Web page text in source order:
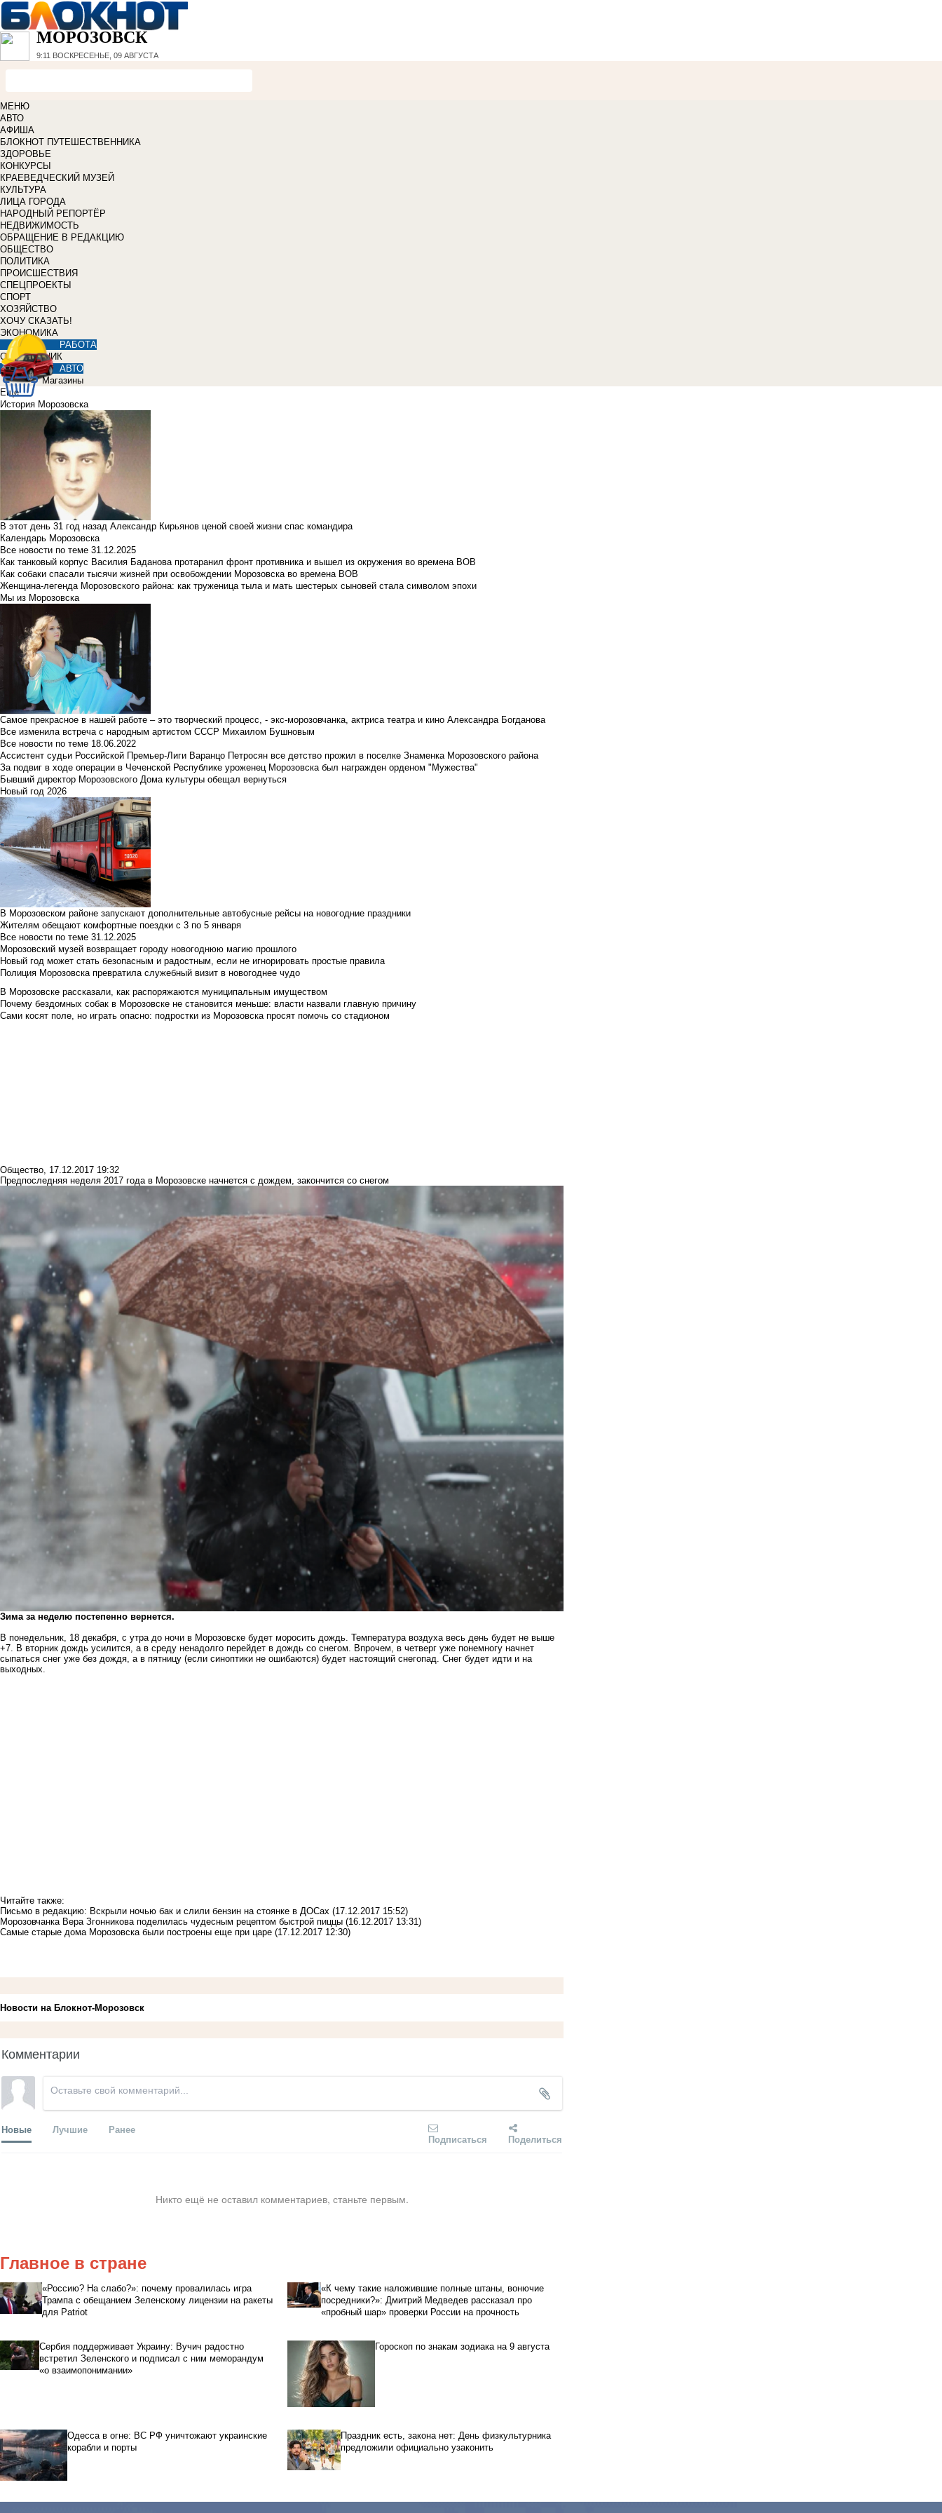
МОРОЗОВСК
9:11 ВОСКРЕСЕНЬЕ, 09 АВГУСТА
МЕНЮ
АВТО
АФИША
БЛОКНОТ ПУТЕШЕСТВЕННИКА
ЗДОРОВЬЕ
КОНКУРСЫ
КРАЕВЕДЧЕСКИЙ МУЗЕЙ
КУЛЬТУРА
ЛИЦА ГОРОДА
НАРОДНЫЙ РЕПОРТЁР
НЕДВИЖИМОСТЬ
ОБРАЩЕНИЕ В РЕДАКЦИЮ
ОБЩЕСТВО
ПОЛИТИКА
ПРОИСШЕСТВИЯ
СПЕЦПРОЕКТЫ
СПОРТ
ХОЗЯЙСТВО
ХОЧУ СКАЗАТЬ!
ЭКОНОМИКА
РАБОТА
СПРАВОЧНИК
АВТО
Магазины
Еще
История Морозовска
В этот день 31 год назад Александр Кирьянов ценой своей жизни спас командира
Календарь Морозовска
Все новости по теме 31.12.2025
Как танковый корпус Василия Баданова протаранил фронт противника и вышел из окружения во времена ВОВ
Как собаки спасали тысячи жизней при освобождении Морозовска во времена ВОВ
Женщина-легенда Морозовского района: как труженица тыла и мать шестерых сыновей стала символом эпохи
Мы из Морозовска
Самое прекрасное в нашей работе – это творческий процесс, - экс-морозовчанка, актриса театра и кино Александра Богданова
Все изменила встреча с народным артистом СССР Михаилом Бушновым
Все новости по теме 18.06.2022
Ассистент судьи Российской Премьер-Лиги Варанцо Петросян все детство прожил в поселке Знаменка Морозовского района
За подвиг в ходе операции в Чеченской Республике уроженец Морозовска был награжден орденом "Мужества"
Бывший директор Морозовского Дома культуры обещал вернуться
Новый год 2026
В Морозовском районе запускают дополнительные автобусные рейсы на новогодние праздники
Жителям обещают комфортные поездки с 3 по 5 января
Все новости по теме 31.12.2025
Морозовский музей возвращает городу новогоднюю магию прошлого
Новый год может стать безопасным и радостным, если не игнорировать простые правила
Полиция Морозовска превратила служебный визит в новогоднее чудо
В Морозовске рассказали, как распоряжаются муниципальным имуществом
Почему бездомных собак в Морозовске не становится меньше: власти назвали главную причину
Сами косят поле, но играть опасно: подростки из Морозовска просят помочь со стадионом
Общество, 17.12.2017 19:32
Предпоследняя неделя 2017 года в Морозовске начнется с дождем, закончится со снегом
Зима за неделю постепенно вернется.
В понедельник, 18 декабря, с утра до ночи в Морозовске будет моросить дождь. Температура воздуха весь день будет не выше
+7. В вторник дождь усилится, а в среду ненадолго перейдет в дождь со снегом. Впрочем, в четверг уже понемногу начнет
сыпаться снег уже без дождя, а в пятницу (если синоптики не ошибаются) будет настоящий снегопад. Снег будет идти и на
выходных.
Читайте также:
Письмо в редакцию: Вскрыли ночью бак и слили бензин на стоянке в ДОСах (17.12.2017 15:52)
Морозовчанка Вера Згонникова поделилась чудесным рецептом быстрой пиццы (16.12.2017 13:31)
Самые старые дома Морозовска были построены еще при царе (17.12.2017 12:30)
Новости на Блoкнoт-Морозовск
Комментарии
Новые Лучшие Ранее
Подписаться Поделиться
Никто ещё не оставил комментариев, станьте первым.
Главное в стране
«Россию? На слабо?»: почему провалилась игра
Трампа с обещанием Зеленскому лицензии на ракеты
для Patriot
«К чему такие наложившие полные штаны, вонючие
посредники?»: Дмитрий Медведев рассказал про
«пробный шар» проверки России на прочность
Сербия поддерживает Украину: Вучич радостно
встретил Зеленского и подписал с ним меморандум
«о взаимопонимании»
Гороскоп по знакам зодиака на 9 августа
Одесса в огне: ВС РФ уничтожают украинские
корабли и порты
Праздник есть, закона нет: День физкультурника
предложили официально узаконить